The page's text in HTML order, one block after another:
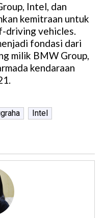
Intel, dan
kemitraan untuk
driving vehicles.
fondasi dari
milik BMW Group,
kendaraan
Intel